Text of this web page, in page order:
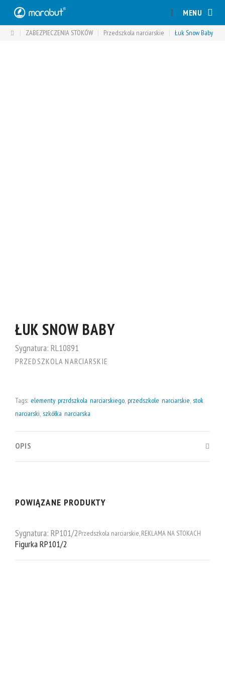
content
MENU
| ZABEZPIECZENIA STOKÓW | Przedszkola narciarskie | Łuk Snow Baby
ŁUK SNOW BABY
Sygnatura: RL10891
PRZEDSZKOLA NARCIARSKIE
Tags: elementy przrdszkola narciarskiego, przedszkole narciarskie, stok
narciarski, szkółka narciarska
OPIS
POWIĄZANE PRODUKTY
Sygnatura: RP101/2Przedszkola narciarskie,REKLAMA NA STOKACH
Figurka RP101/2